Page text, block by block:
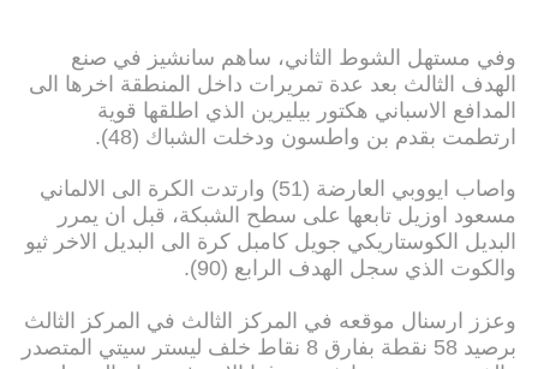
وفي مستهل الشوط الثاني، ساهم سانشيز في صنع
الهدف الثالث بعد عدة تمريرات داخل المنطقة اخرها الى
المدافع الاسباني هكتور بيليرين الذي اطلقها قوية
ارتطمت بقدم بن واطسون ودخلت الشباك (48).
واصاب ايووبي العارضة (51) وارتدت الكرة الى الالماني
مسعود اوزيل تابعها على سطح الشبكة، قبل ان يمرر
البديل الكوستاريكي جويل كامبل كرة الى البديل الاخر ثيو
والكوت الذي سجل الهدف الرابع (90).
وعزز ارسنال موقعه في المركز الثالث في المركز الثالث
برصيد 58 نقطة بفارق 8 نقاط خلف ليستر سيتي المتصدر